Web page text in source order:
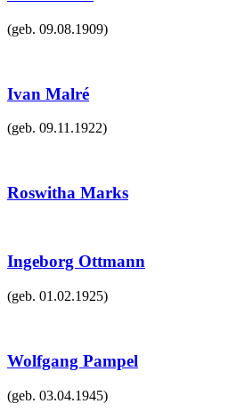
(geb. 09.08.1909)
Ivan Malré
(geb. 09.11.1922)
Roswitha Marks
Ingeborg Ottmann
(geb. 01.02.1925)
Wolfgang Pampel
(geb. 03.04.1945)